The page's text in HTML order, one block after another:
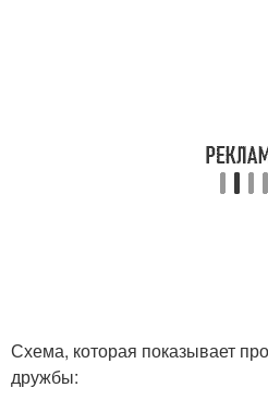
Схема, которая показывает
дружбы: